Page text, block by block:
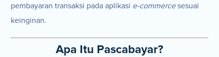
pembayaran transaksi pada aplikasi e-commercesesuai
keinginan.
Apa Itu Pascabayar?